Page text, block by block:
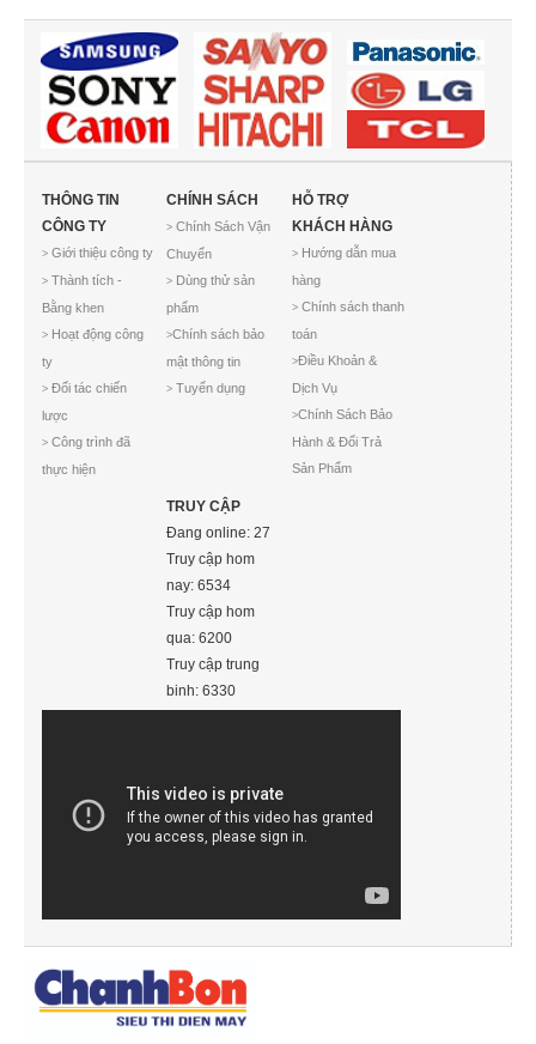
THÔNG TIN
CÔNG TY
> Giới thiệu công ty
> Thành tích -
Bằng khen
> Hoạt động công
ty
> Đối tác chiến
lược
> Công trình đã
thực hiện
CHÍNH SÁCH
> Chính Sách Vận
Chuyển
> Dùng thử sản
phẩm
>Chính sách bảo
mật thông tin
> Tuyển dụng
HỖ TRỢ
KHÁCH HÀNG
>Hướng dẫn mua
hàng
>Chính sách thanh
toán
>Điều Khoản &
Dịch Vụ
>Chính Sách Bảo
Hành & Đổi Trả
Sản Phẩm
TRUY CẬP
Đang online: 27
Truy cập hom
nay: 6534
Truy cập hom
qua: 6200
Truy cập trung
binh: 6330